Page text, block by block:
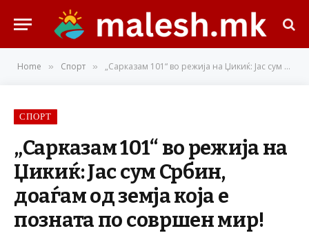
Home » Спорт » „Сарказам 101“ во режија на Џикиќ: Јас сум Србин, доаѓам од земја која е позната по совршен мир!
СПОРТ
„Сарказам 101“ во режија на
Џикиќ: Јас сум Србин,
доаѓам од земја која е
позната по совршен мир!